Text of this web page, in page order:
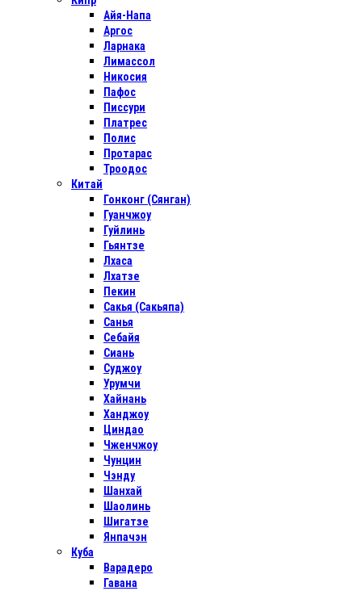
Айя-Напа
Аргос
Ларнака
Лимассол
Никосия
Пафос
Писсури
Платрес
Полис
Протарас
Троодос
Китай
Гонконг (Сянган)
Гуанчжоу
Гуйлинь
Гьянтзе
Лхаса
Лхатзе
Пекин
Сакья (Сакьяпа)
Санья
Себайя
Сиань
Суджоу
Урумчи
Хайнань
Ханджоу
Циндао
Чженчжоу
Чунцин
Чэнду
Шанхай
Шаолинь
Шигатзе
Янпачэн
Куба
Варадеро
Гавана